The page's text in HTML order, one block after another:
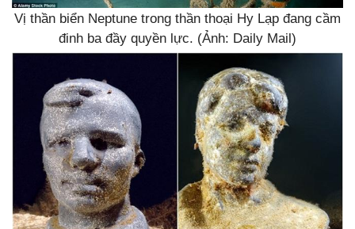
Vị thần biển Neptune trong thần thoại Hy Lạp đang cầm
đinh ba đầy quyền lực. (Ảnh: Daily Mail)